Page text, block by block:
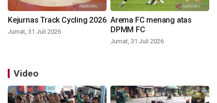
Kejurnas Track Cycling 2026
Jumat, 31 Juli 2026
Arema FC menang atas
DPMM FC
Jumat, 31 Juli 2026
Video